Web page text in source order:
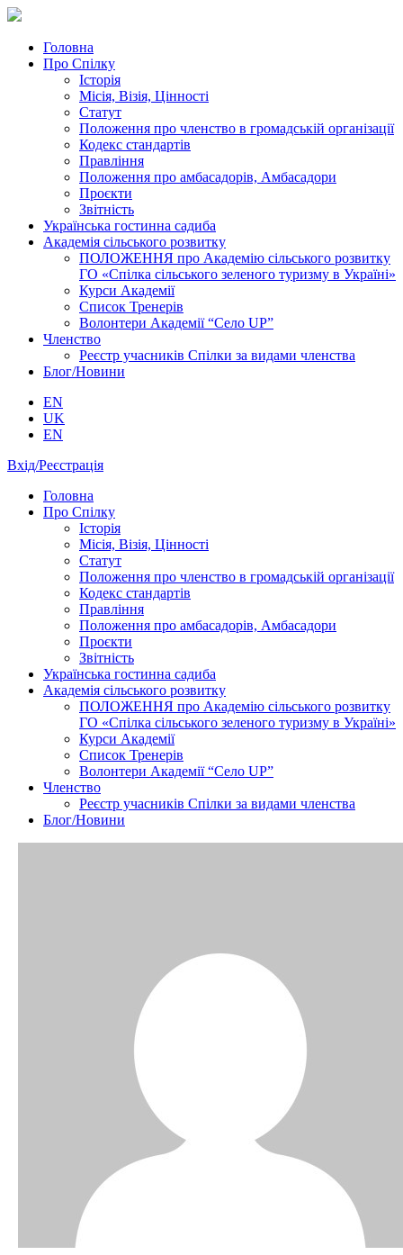
Головна
Про Спілку
Історія
Місія, Візія, Цінності
Статут
Положення про членство в громадській організації
Кодекс стандартів
Правління
Положення про амбасадорів, Амбасадори
Проєкти
Звітність
Українська гостинна садиба
Академія сільського розвитку
ПОЛОЖЕННЯ про Академію cільського розвитку
ГО «Спілка сільського зеленого туризму в Україні»
Курси Академії
Список Тренерів
Волонтери Академії “Село UP”
Членство
Реєстр учасників Спілки за видами членства
Блог/Новини
EN
UK
EN
Вхід/Реєстрація
Головна
Про Спілку
Історія
Місія, Візія, Цінності
Статут
Положення про членство в громадській організації
Кодекс стандартів
Правління
Положення про амбасадорів, Амбасадори
Проєкти
Звітність
Українська гостинна садиба
Академія сільського розвитку
ПОЛОЖЕННЯ про Академію cільського розвитку
ГО «Спілка сільського зеленого туризму в Україні»
Курси Академії
Список Тренерів
Волонтери Академії “Село UP”
Членство
Реєстр учасників Спілки за видами членства
Блог/Новини